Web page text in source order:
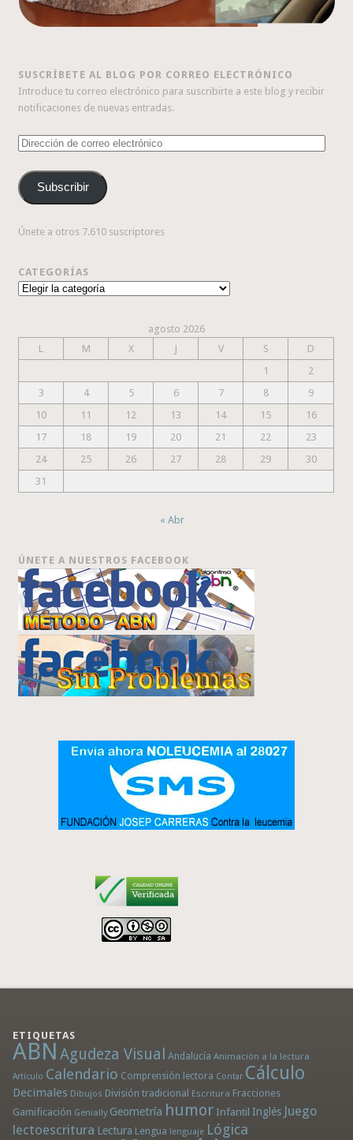
SUSCRÍBETE AL BLOG POR CORREO ELECTRÓNICO
Introduce tu correo electrónico para suscribirte a este blog y recibir
notificaciones de nuevas entradas.
Dirección
correo
electrónico
Subscribir
Únete a otros 7.610 suscriptores
CATEGORÍAS
Categorías
agosto 2026
L
M X J V S
D
1
2
3
4 5 6 7 8
9
10
11 12 13 14 15
16
17
18 19 20 21 22
23
24
25 26 27 28 29
30
31
« Abr
ÚNETE A NUESTROS FACEBOOK
ETIQUETAS
ABN Agudeza Visual Andalucía Animación a la lectura
Artículo Calendario Comprensión lectora Contar Cálculo
Decimales Dibujos División tradicional Escritura Fracciones
Gamificación Genially Geometría humor Infantil Inglés Juego
lectoescritura Lectura Lengua lenguaje Lógica